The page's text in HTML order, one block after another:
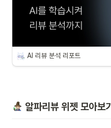
AI 리뷰 분석 리포트
알파리뷰 위젯 모아보기